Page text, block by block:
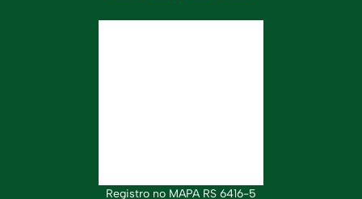
Registro no MAPA RS 6416-5